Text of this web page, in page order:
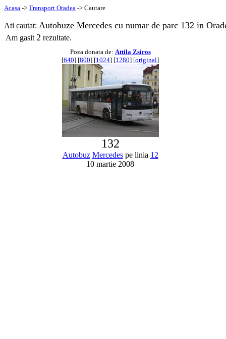
Acasa -> Transport Oradea -> Cautare
Ati cautat: Autobuze Mercedes cu numar de parc 132 in
Am gasit 2 rezultate.
Poza donata de: Attila Zsiros
[640] [800] [1024] [1280] [original]
132
Autobuz Mercedespe linia 12
10 martie 2008